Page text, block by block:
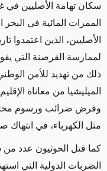
سكان تهامة الأصليين في
الممرات المائية في
الأصليين، الذين اعتمدوا
لممارسة القرصنة التي
ذلك من تهديد للأمن
الميليشيا من معاناة
وفرض ضرائب ورسوم
مثل الكهرباء، في
كما قتل الحوثيون عدد من